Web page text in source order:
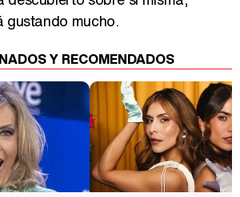
gustando mucho.
Y RECOMENDADOS